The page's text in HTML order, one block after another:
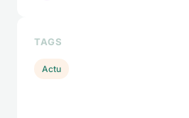
TAGS
Actu